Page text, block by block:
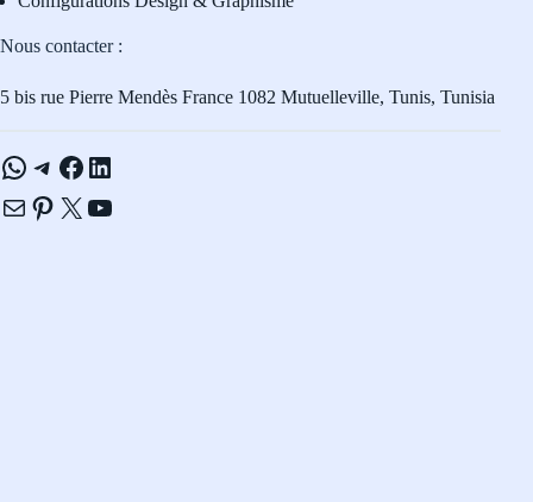
Nous contacter :
5 bis rue Pierre Mendès France 1082 Mutuelleville, Tunis, Tunisia
WhatsApp
Telegram
Facebook
LinkedIn
E-mailPinterest
X YouTube